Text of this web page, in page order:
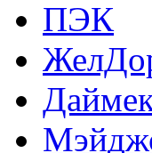
ПЭК